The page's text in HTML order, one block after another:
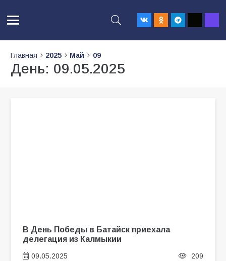
Главная 2025 Май 09
День: 09.05.2025
В День Победы в Батайск приехала
делегация из Калмыкии
09.05.2025 209